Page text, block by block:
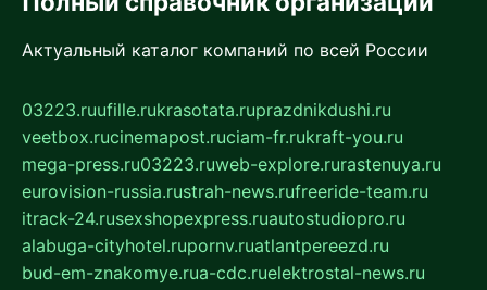
Актуальный каталог компаний по всей России
03223.ruufille.rukrasotata.ruprazdnikdushi.ru
veetbox.rucinemapost.ruciam-fr.rukraft-you.ru
mega-press.ru03223.ruweb-explore.rurastenuya.ru
eurovision-russia.rustrah-news.rufreeride-team.ru
itrack-24.rusexshopexpress.ruautostudiopro.ru
alabuga-cityhotel.rupornv.ruatlantpereezd.ru
bud-em-znakomye.rua-cdc.ruelektrostal-news.ru